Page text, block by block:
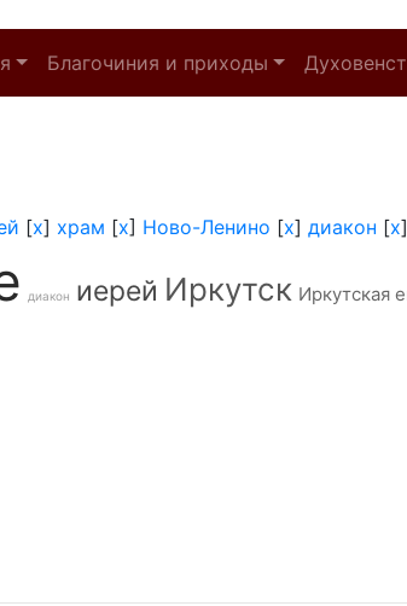
Благочиния и приходы
[x] храм [x] Ново-Ленино [x] диакон [x]
диакон иерей Иркутск Иркутская